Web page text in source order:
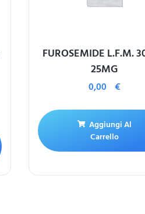
FUROSEMIDE L.F.M.
25MG
0,00 €
Aggiungi Al
Carrello